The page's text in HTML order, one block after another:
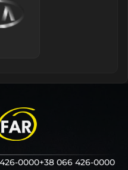
0000+38 066 426-0000